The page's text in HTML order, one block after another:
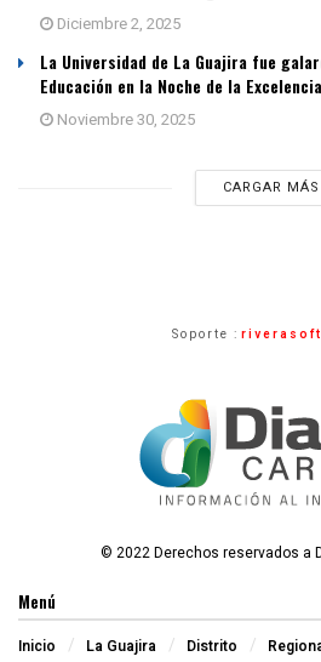
Diciembre 2, 2025
La Universidad de La Guajira fue
Educación en la Noche de la
Noviembre 30, 2025
CARGAR MÁS
Soporte :
© 2022 Derechos reservados a
Menú
Inicio La Guajira Distrito